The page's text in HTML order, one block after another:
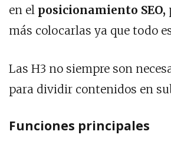
en el posicionamiento SEO,
más colocarlas ya que todo
Las H3 no siempre son
para dividir contenidos en
Funciones principales